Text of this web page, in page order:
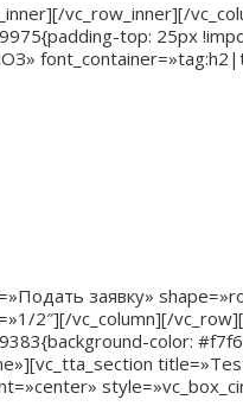
vc_row_inner][/
top: 25px
заявку»
2″][/vc_column][/
color: